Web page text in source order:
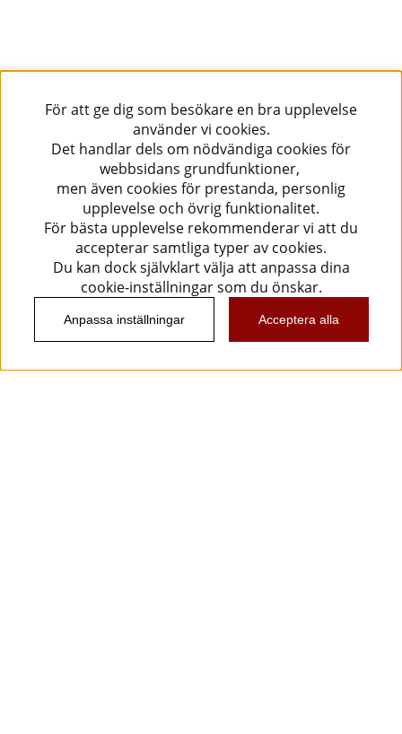
För att ge dig som besökare en bra upplevelse
använder vi cookies.
Det handlar dels om nödvändiga cookies för
webbsidans grundfunktioner,
men även cookies för prestanda, personlig
upplevelse och övrig funktionalitet.
För bästa upplevelse rekommenderar vi att du
accepterar samtliga typer av cookies.
Du kan dock självklart välja att anpassa dina
cookie-inställningar som du önskar.
Anpassa inställningar Acceptera alla